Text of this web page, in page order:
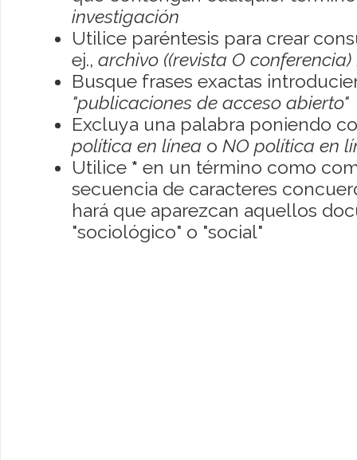
investigación
Utilice paréntesis para crear
ej., archivo ((revista O conferencia)
Busque frases exactas
"publicaciones de acceso abierto"
Excluya una palabra poniendo
política en línea o NO política en
Utilice * en un término como
secuencia de caracteres
hará que aparezcan aquellos
"sociológico" o "social"